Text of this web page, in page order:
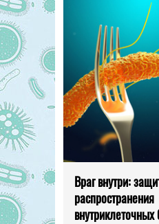
Враг внутри:
распространения
внутриклеточных